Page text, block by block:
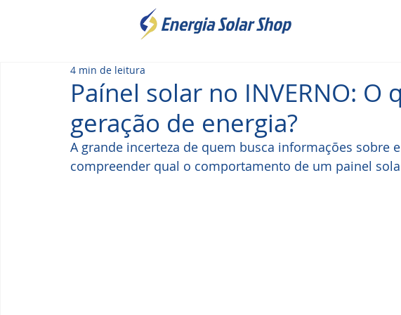
Paínel solar no INVERNO: O
geração de energia?
4 min de leitura
A grande incerteza de quem busca informações sobre
compreender qual o comportamento de um painel